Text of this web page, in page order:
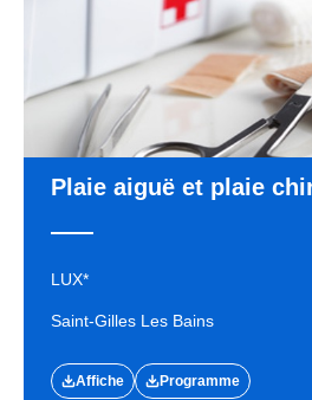
Plaie aiguë et plaie
LUX*
Saint-Gilles Les Bains
Affiche Programme